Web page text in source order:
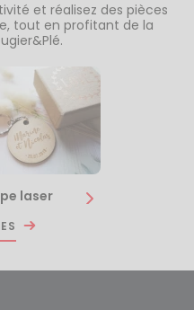
et réalisez des pièces
tout en profitant de la
laser